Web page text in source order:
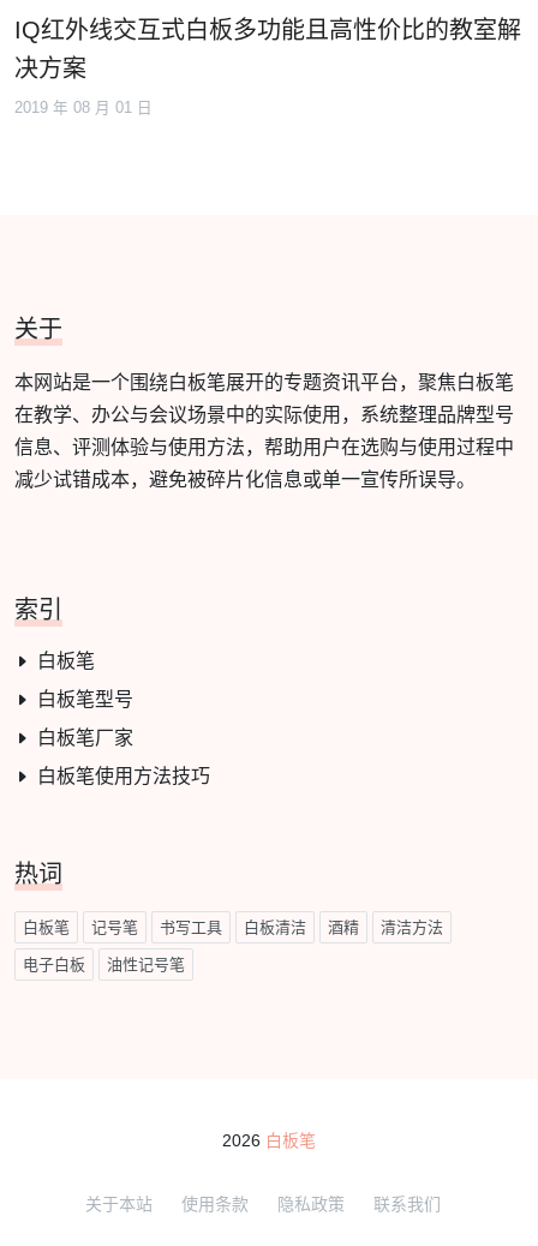
IQ红外线交互式白板多功能且高性价比的教室解
决方案
2019 年 08 月 01 日
关于
本网站是一个围绕白板笔展开的专题资讯平台，聚焦白板笔
在教学、办公与会议场景中的实际使用，系统整理品牌型号
信息、评测体验与使用方法，帮助用户在选购与使用过程中
减少试错成本，避免被碎片化信息或单一宣传所误导。
索引
白板笔
白板笔型号
白板笔厂家
白板笔使用方法技巧
热词
白板笔 记号笔 书写工具 白板清洁 酒精 清洁方法
电子白板 油性记号笔
2026 白板笔
关于本站 使用条款 隐私政策 联系我们